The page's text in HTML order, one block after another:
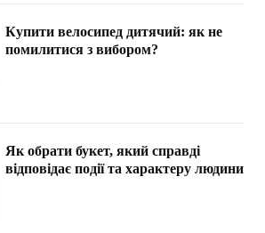
Купити велосипед дитячий: як не
помилитися з вибором?
Як обрати букет, який справді
відповідає події та характеру людини